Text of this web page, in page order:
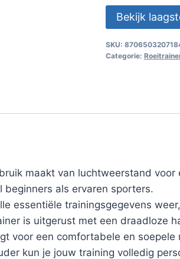
Bekijk
SKU:
Categorie:
maakt van luchtweerstand
als ervaren sporters.
essentiële trainingsgegevens
is uitgerust met een draadloze
voor een comfortabele en
kun je jouw training volledig